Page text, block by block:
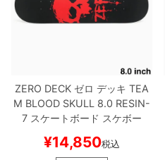
ZERO DECK ゼロ デッキ TEA
M BLOOD SKULL 8.0 RESIN-
7 スケートボード スケボー
¥14,850税込